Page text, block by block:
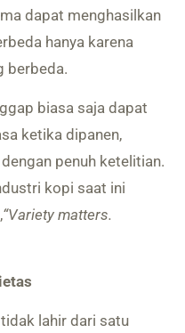
dapat menghasilkan
hanya karena
berbeda.
biasa saja dapat
ketika dipanen,
penuh ketelitian.
kopi saat ini
“Variety matters.
lahir dari satu